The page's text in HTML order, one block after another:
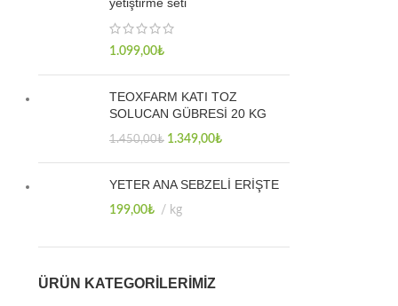
1.099,00₺
TEOXFARM KATI TOZ
SOLUCAN GÜBRESİ 20 KG
1.450,00₺ 1.349,00₺
YETER ANA SEBZELİ ERİŞTE
199,00₺ kg
ÜRÜN KATEGORILERIMIZ